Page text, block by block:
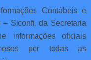
Contábeis e
Siconfi, da Secretaria
informações oficiais
por todas as